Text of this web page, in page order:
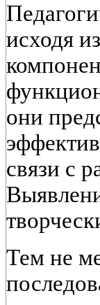
исходя
они
связи с
Тем не